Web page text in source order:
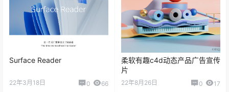
Surface Reader
22年3月18日 0 66
柔软有趣c4d动态产品广告宣传
片
22年8月26日 0 17